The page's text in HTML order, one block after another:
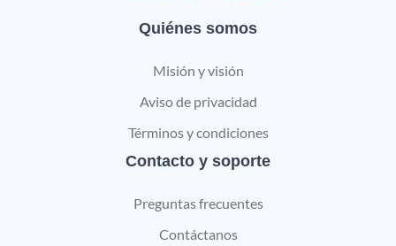
Quiénes somos
Misión y visión
Aviso de privacidad
Términos y condiciones
Contacto y soporte
Preguntas frecuentes
Contáctanos